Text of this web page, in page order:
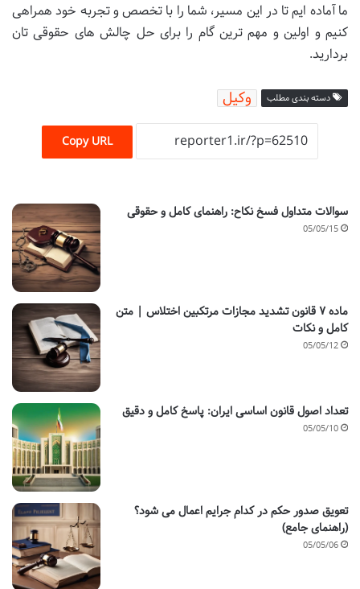
ما آماده ایم تا در این مسیر، شما را با تخصص و تجربه خود همراهی
کنیم و اولین و مهم ترین گام را برای حل چالش های حقوقی تان
بردارید.
دسته بندی مطلب وکیل
Copy URL
سوالات متداول فسخ نکاح: راهنمای کامل و حقوقی
05/05/15
ماده ۷ قانون تشدید مجازات مرتکبین اختلاس | متن
کامل و نکات
05/05/12
تعداد اصول قانون اساسی ایران: پاسخ کامل و دقیق
05/05/10
تعویق صدور حکم در کدام جرایم اعمال می شود؟
(راهنمای جامع)
05/05/06